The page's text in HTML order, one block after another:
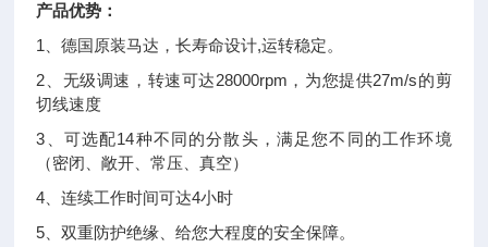
产品优势：
1、德国原装马达，长寿命设计,运转稳定。
2、无级调速，转速可达28000rpm，为您提供27m/s的剪
切线速度
3、可选配14种不同的分散头，满足您不同的工作环境
（密闭、敞开、常压、真空）
4、连续工作时间可达4小时
5、双重防护绝缘、给您大程度的安全保障。